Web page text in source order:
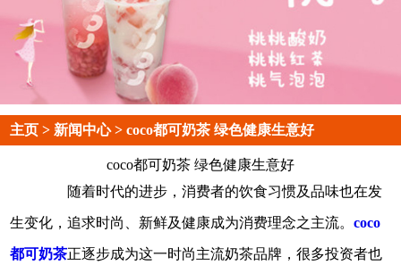
主页 > 新闻中心> coco都可奶茶 绿色健康生意好
coco都可奶茶 绿色健康生意好
随着时代的进步，消费者的饮食习惯及品味也在发
生变化，追求时尚、新鲜及健康成为消费理念之主流。coco
都可奶茶正逐步成为这一时尚主流奶茶品牌，很多投资者也